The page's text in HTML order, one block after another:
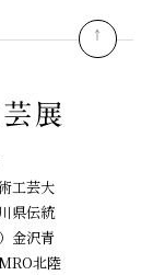
工芸大
県伝統
金沢青
北陸